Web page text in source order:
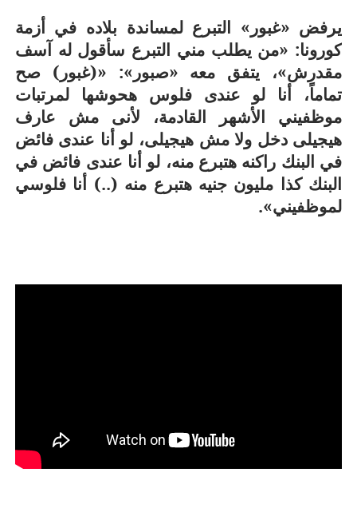
يرفض «غبور» التبرع لمساندة بلاده في أزمة
كورونا: «من يطلب مني التبرع سأقول له آسف
مقدرش»، يتفق معه «صبور»: «(غبور) صح
تماماً، أنا لو عندى فلوس هحوشها لمرتبات
موظفيني الأشهر القادمة، لأنى مش عارف
هيجيلى دخل ولا مش هيجيلى، لو أنا عندى فائض
في البنك راكنه هتبرع منه، لو أنا عندى فائض في
البنك كذا مليون جنيه هتبرع منه (..) أنا فلوسي
لموظفيني».